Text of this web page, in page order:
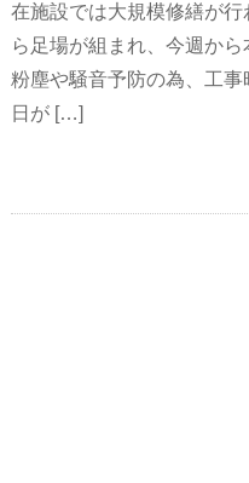
在施設では大規模修繕が
ら足場が組まれ、今週から
粉塵や騒音予防の為、工
日が […]